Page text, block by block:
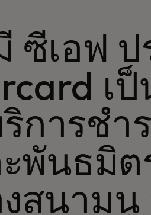
ซีเอฟ ป
เป็
ารชำ
ะพันธมิต
สนามนู